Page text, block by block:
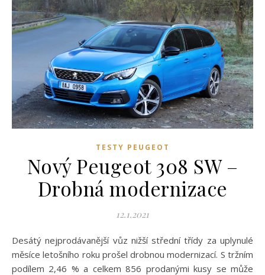
TESTY PEUGEOT
Nový Peugeot 308 SW –
Drobná modernizace
12.1.2021
Desátý nejprodávanější vůz nižší střední třídy za uplynulé
měsíce letošního roku prošel drobnou modernizací. S tržním
podílem 2,46 % a celkem 856 prodanými kusy se může